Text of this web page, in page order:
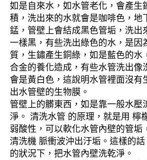
如是自來水，如水管老化，會產生
積，洗出來的水就會是咖啡色，地
錳，管壁上會結成黑色管垢，洗出
一樣黑，有些洗出綠色的水，是因
質，生鏽產生銅綠，如是藍色的水
合金的養化造成，有些水管洗出像
會是黃白色，這說明水管裡面沒有
出水管壁的生物膜。
管壁上的髒東西，如是靠一般水壓
淨。 清洗水管 的原理，就是用 檸
弱酸性，可以軟化水管內壁的管垢
清洗機 脈衝波沖出汙垢。這樣的
的狀況下，把水管內壁洗乾淨。